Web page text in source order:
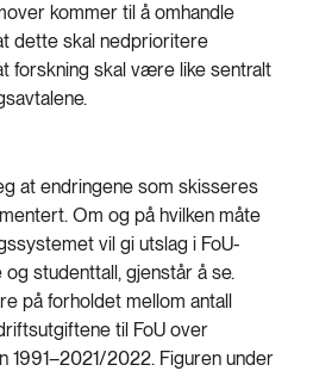
kommer til å omhandle
dette skal nedprioritere
forskning skal være like sentralt
at endringene som skisseres
Om og på hvilken måte
vil gi utslag i FoU-
studenttall, gjenstår å se.
på forholdet mellom antall
til FoU over
1991–2021/2022. Figuren under